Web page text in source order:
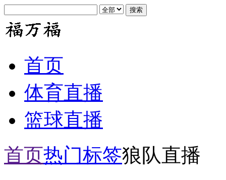
首页
体育直播
篮球直播
首页热门标签狼队直播